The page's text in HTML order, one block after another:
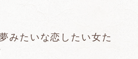
みたいな恋したい女た